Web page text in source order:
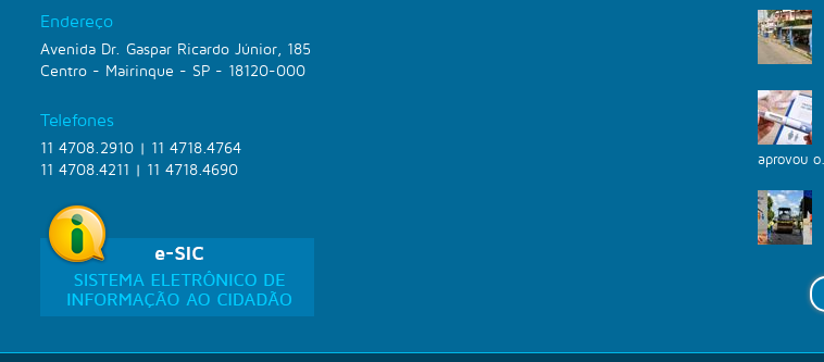
Endereço
Avenida Dr. Gaspar Ricardo Júnior, 185
Centro - Mairinque - SP - 18120-000
Telefones
11 4708.2910 | 11 4718.4764
11 4708.4211 | 11 4718.4690
aprovou o...